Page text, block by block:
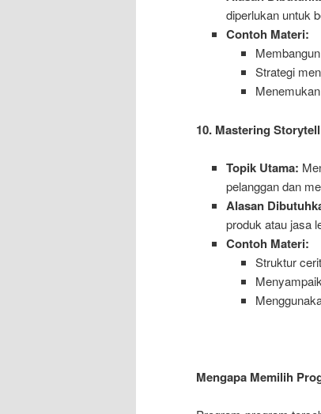
diperlukan untuk
Contoh Materi:
Strategi
10. Mastering
Topik Utama:
pelanggan dan
Alasan
produk atau jasa
Contoh Materi:
Struktur
Mengapa Memilih